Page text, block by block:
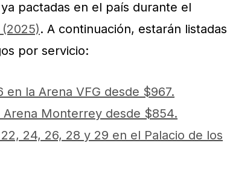
pactadas en el país durante el
(2025). A continuación, estarán listadas
por servicio:
en la Arena VFG desde $967.
Arena Monterrey desde $854.
24, 26, 28 y 29 en el Palacio de los